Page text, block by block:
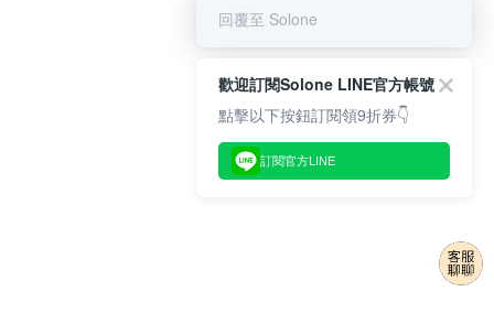
回覆至 Solone
歡迎訂閱Solone LINE官方帳號
點擊以下按鈕訂閱領9折券👇
訂閱官方LINE